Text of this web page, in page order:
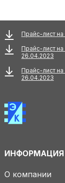
Прайс-лист
Прайс-лист
26.04.2023
Прайс-лист
26.04.2023
ИНФОРМАЦИЯ
О компании